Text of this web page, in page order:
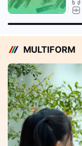
MULTIFORM